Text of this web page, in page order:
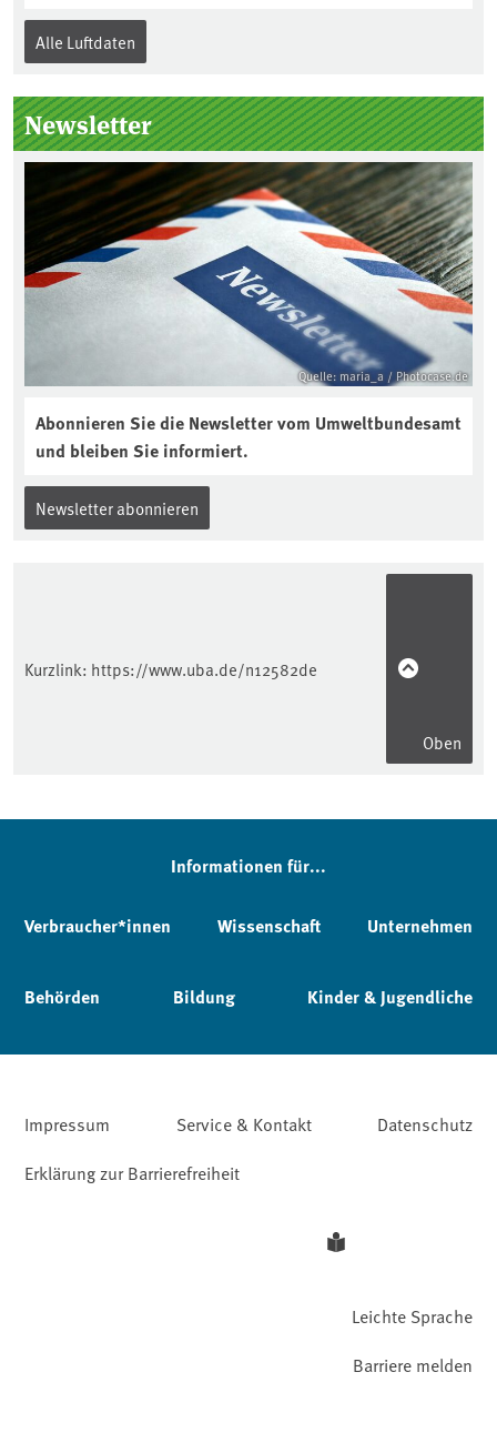
Alle Luftdaten
Newsletter
Quelle: maria_a / Photocase.de
Abonnieren Sie die Newsletter vom Umweltbundesamt
und bleiben Sie informiert.
Newsletter abonnieren
Kurzlink: https://www.uba.de/n12582de
Oben
Informationen für...
Verbraucher*innen Wissenschaft Unternehmen
Behörden Bildung Kinder & Jugendliche
Impressum Service & Kontakt
Datenschutz
Erklärung zur Barrierefreiheit
Leichte Sprache
Barriere melden